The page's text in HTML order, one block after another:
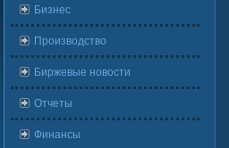
Бизнес
Производство
Биржевые новости
Отчеты
Финансы